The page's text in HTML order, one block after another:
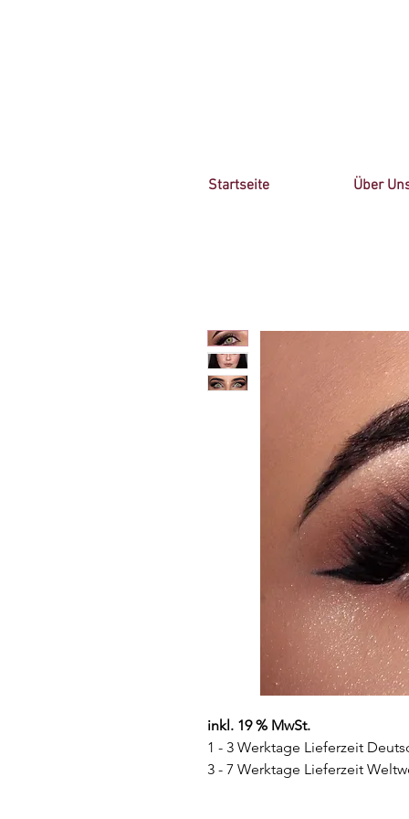
inkl. 19 % MwSt.
1 - 3 Werktage Lieferzeit
3 - 7 Werktage Lieferzeit
Startseite Über